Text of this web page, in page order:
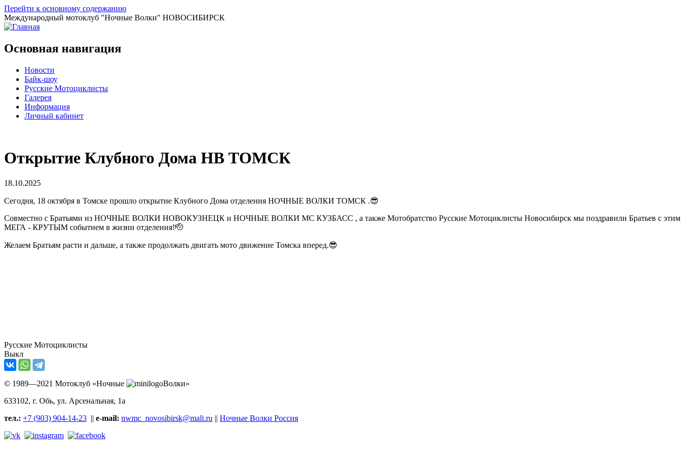
Перейти к основному содержанию
Международный мотоклуб "Ночные Волки" НОВОСИБИРСК
Основная навигация
Новости
Байк-шоу
Русские Мотоциклисты
Галерея
Информация
Личный кабинет
Открытие Клубного Дома НВ ТОМСК
18.10.2025
Сегодня, 18 октября в Томске прошло открытие Клубного Дома отделения НОЧНЫЕ ВОЛКИ ТОМСК .😎
Совместно с Братьями из НОЧНЫЕ ВОЛКИ НОВОКУЗНЕЦК и НОЧНЫЕ ВОЛКИ МС КУЗБАСС , а также Мотобратство Русские Мотоциклисты Новосибирск мы поздравили Братьев с этим
МЕГА - КРУТЫМ событием в жизни отделения!🫡
Желаем Братьям расти и дальше, а также продолжать двигать мото движение Томска вперед.😎
Русские Мотоциклисты
Выкл
© 1989—2021 Мотоклуб «Ночные
Волки»
633102, г. Обь, ул. Арсенальная, 1а
тел.: +7 (903) 904-14-23 || e-mail: nwmc_novosibirsk@mali.ru || Ночные Волки Россия